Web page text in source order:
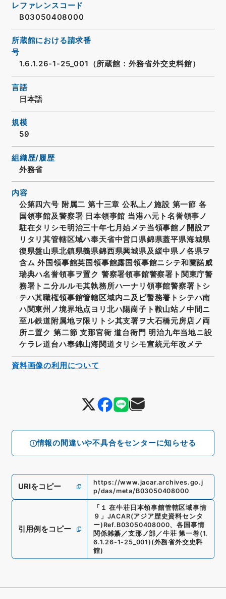
情報の間違いや不具合をセンターに知らせる
レファレンスコード
B03050408000
所蔵館における請求番
号
1.6.1.26-1-25_001（所蔵館：外務省外交史料館）
言語
日本語
規模
59
組織歴/履歴
外務省
内容
公第四六号 附属二 第十三章 公私上ノ施設 第一節 各
国領事館及警察署 日本領事館 当港ハ元ト名誉領事ノ
駐在タリシモ明治三十年七月始メテ当領事館ノ開設ア
リタリ其管轄区域ハ奉天省中営口県錦県蓋平県海城県
復県盤山県北鎮県義県錦西県興城県及緩中県ノ各県ヲ
含ム 外国領事館英国領事館露国領事館ニシテ和蘭諾威
瑞典ハ名誉領事ヲ置ク 警察署領事館警察署ト関東庁警
務署トニ分ルルモ其執務所ハ一ナリ領事館警察署トシ
テハ其職権領事館管轄区域内ニ及ビ警務署トシテハ南
ハ関東州ノ境界地点ヨリ北ハ陽崗子ト鞍山站ノ中間ニ
至ル鉄道附属地ヲ限リトシ其支署ヲ大石橋元房店ノ両
所ニ置ク 第二節 支那官衙 道台衙門 明治九年当地ニ設
ケラレ道台ハ奉錦山海関道タリシモ宣統元年改メテ
URIをコピー
https://www.jacar.archives.go.j
p/das/meta/B03050408000
引用例をコピー
「 １ 在牛荘日本領事館管轄区域事情
９ 」 JACAR(アジア歴史資料センタ
ー) Ref. B03050408000、各国事情
関係雑纂／支那ノ部／牛荘 第一巻(1.
6.1.26-1-25_001) (外務省外交史料
館)
資料画像の利用について